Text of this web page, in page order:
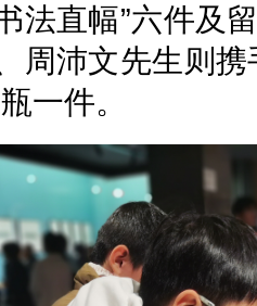
法直幅”六件及
周沛文先生则
一件。